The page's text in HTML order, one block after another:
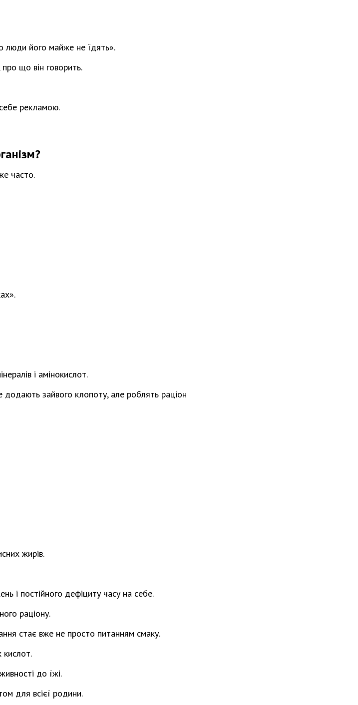
люди його майже не їдять».
що він говорить.
рекламою.
часто.
і амінокислот.
зайвого клопоту, але роблять раціон
жирів.
і постійного дефіциту часу на себе.
раціону.
стає вже не просто питанням смаку.
кислот.
до їжі.
для всієї родини.